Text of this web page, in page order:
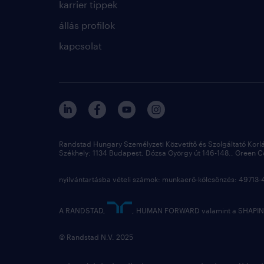
karrier tippek
állás profilok
kapcsolat
Randstad Hungary Személyzeti Közvetítő és Szolgáltató
Székhely: 1134 Budapest, Dózsa György út 146-148., Green
nyilvántartásba vételi számok: munkaerő-kölcsönzés:
A RANDSTAD, , HUMAN FORWARD valamint a
© Randstad N.V. 2025